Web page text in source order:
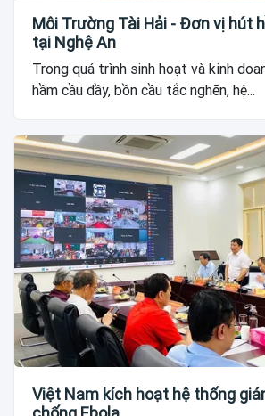
Môi Trường Tài Hải - Đơn vị hút
tại Nghệ An
Trong quá trình sinh hoạt và kinh
hầm cầu đầy, bồn cầu tắc nghẽn, hệ...
Việt Nam kích hoạt hệ thống